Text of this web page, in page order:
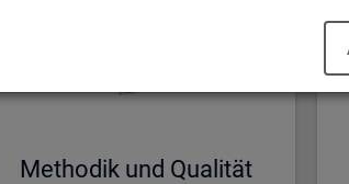
Me­tho­dik und Qua­li­tät